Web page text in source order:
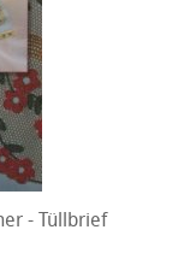
- Tüllbrief